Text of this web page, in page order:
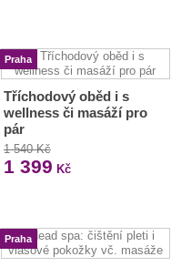
Praha
Tříchodový oběd i s
wellness či masáží pro
pár
1 540 Kč
1 399 Kč
Praha